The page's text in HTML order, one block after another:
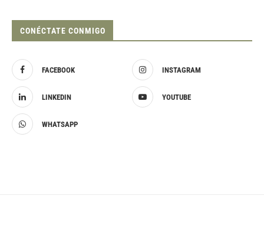
CONÉCTATE CONMIGO
FACEBOOK INSTAGRAM
LINKEDIN YOUTUBE
WHATSAPP